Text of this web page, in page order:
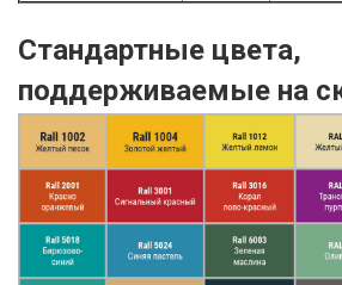
Стандартные цвета,
поддерживаемые на